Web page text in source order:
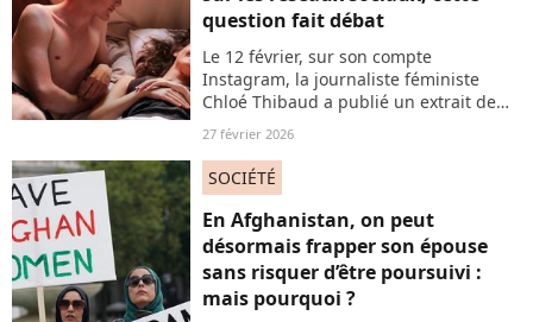
question fait débat
Le 12 février, sur son compte
Instagram, la journaliste féministe
Chloé Thibaud a publié un extrait de
l'essai de Sabine Valens : "Aimer sans
posséder - Une critique féministe de la
fidélité". La question posée de la
possibilité d'une fidélité féministe a
alimenté un large débat en
commentaire de la publication.
27 février 2026
SOCIÉTÉ
En Afghanistan, on peut
désormais frapper son épouse
sans risquer d’être poursuivi :
mais pourquoi ?